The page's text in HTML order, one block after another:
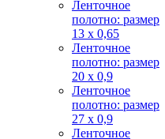
Ленточное
полотно: размер
13 х 0,65
Ленточное
полотно: размер
20 х 0,9
Ленточное
полотно: размер
27 х 0,9
Ленточное